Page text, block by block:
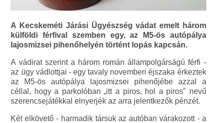
A Kecskeméti Járási Ügyészség vádat emelt három
külföldi férfival szemben egy, az M5-ös autópálya
lajosmizsei pihenőhelyén történt lopás kapcsán.
A vádirat szerint a három román állampolgárságú férfi -
az ügy vádlottjai - egy tavaly novemberi éjszaka érkeztek
az M5-ös autópálya lajosmizsei pihenőjébe azzal a
céllal, hogy a parkolóban „itt a piros, hol a piros" nevű
szerencsejátékkal elnyerjék az arra jelentkezők pénzét.
Két elkövető - harmadik társuk az autóban várakozott - a